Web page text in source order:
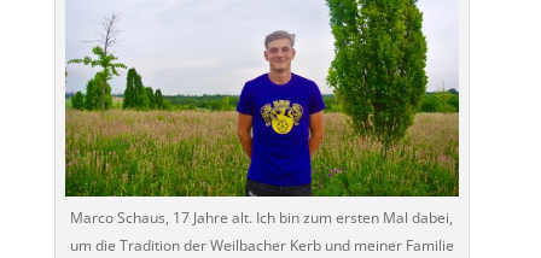
Marco Schaus, 17 Jahre alt. Ich bin zum ersten Mal dabei,
um die Tradition der Weilbacher Kerb und meiner Familie